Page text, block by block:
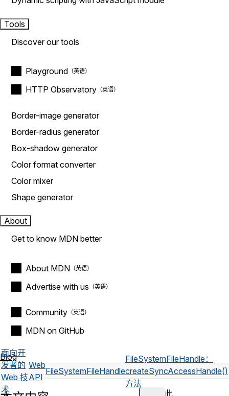
Tools
Discover our tools
Playground
HTTP Observatory
Border-image generator
Border-radius generator
Box-shadow generator
Color format converter
Color mixer
Shape generator
About
Get to know MDN better
About MDN
Advertise with us
Community
MDN on GitHub
Blog
面向开
发者的
Web 技
术
Web
API
FileSystemFileHandle
FileSystemFileHandle：
createSyncAccessHandle()
方法
此